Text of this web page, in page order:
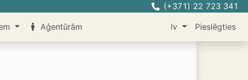
(+371) 22 723 341
Aģentūrām lv Pieslēgties